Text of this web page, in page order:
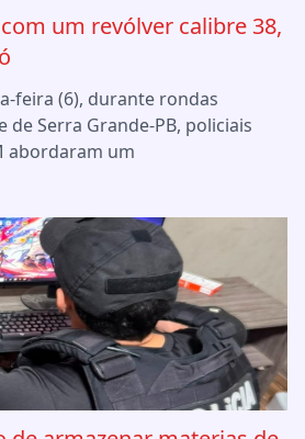
um revólver calibre 38,
feira (6), durante rondas
de Serra Grande-PB, policiais
abordaram um